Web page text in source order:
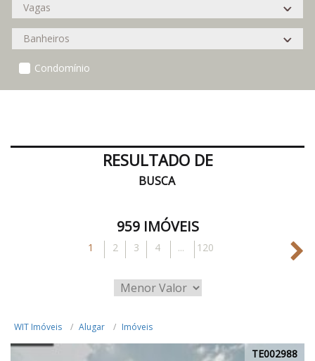
Condomínio
RESULTADO DE
BUSCA
959 IMÓVEIS
1 2 3 4 ... 120
WIT Imóveis Alugar Imóveis
TE002988